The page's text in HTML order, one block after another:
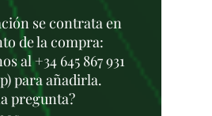
se contrata en
de la compra:
al +34 645 867 931
para añadirla.
pregunta?